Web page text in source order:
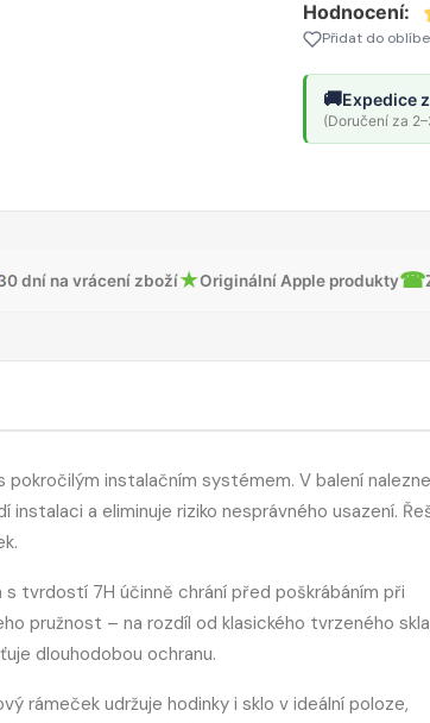
Hodnocení:
Přidat do
🚚Expedice
(Doručení za
dní na vrácení zboží★Originální Apple produkty☎
pokročilým instalačním systémem. V balení
a eliminuje riziko nesprávného usazení.
tvrdostí 7H účinně chrání před poškrábáním při
pružnost – na rozdíl od klasického tvrzeného skla
dlouhodobou ochranu.
rámeček udržuje hodinky i sklo v ideální poloze,